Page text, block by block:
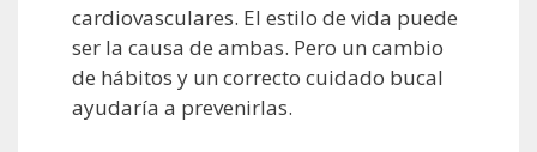
cardiovasculares. El estilo de vida puede
ser la causa de ambas. Pero un cambio
de hábitos y un correcto cuidado bucal
ayudaría a prevenirlas.